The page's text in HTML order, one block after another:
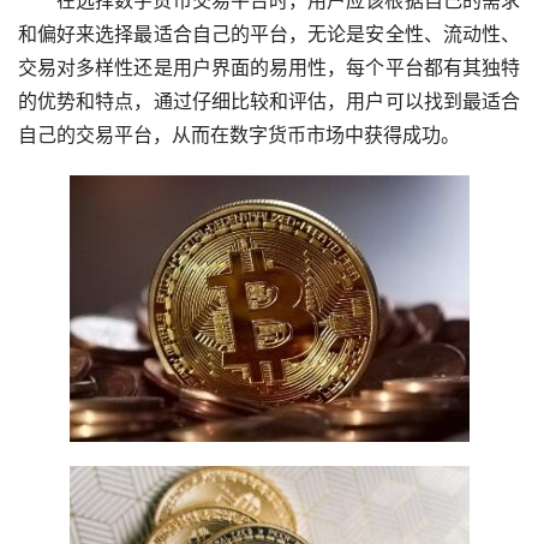
和偏好来选择最适合自己的平台，无论是安全性、流动性、
交易对多样性还是用户界面的易用性，每个平台都有其独特
的优势和特点，通过仔细比较和评估，用户可以找到最适合
自己的交易平台，从而在数字货币市场中获得成功。